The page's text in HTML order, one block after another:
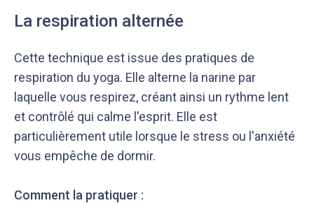
La respiration alternée
Cette technique est issue des pratiques de
respiration du yoga. Elle alterne la narine par
laquelle vous respirez, créant ainsi un rythme lent
et contrôlé qui calme l'esprit. Elle est
particulièrement utile lorsque le stress ou l'anxiété
vous empêche de dormir.
Comment la pratiquer :